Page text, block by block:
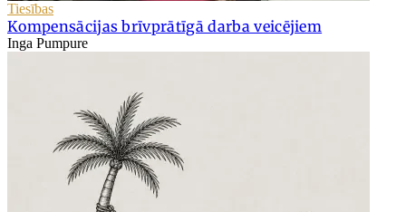
Tiesības
Kompensācijas brīvprātīgā darba veicējiem
Inga Pumpure